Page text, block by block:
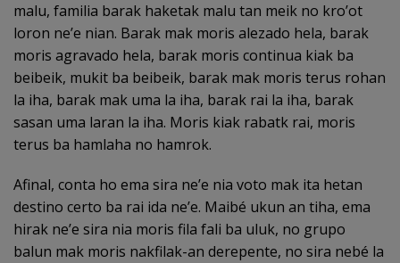
malu, familia barak haketak malu tan meik no kro’ot
loron ne’e nian. Barak mak moris alezado hela, barak
moris agravado hela, barak moris continua kiak ba
beibeik, mukit ba beibeik, barak mak moris terus rohan
la iha, barak mak uma la iha, barak rai la iha, barak
sasan uma laran la iha. Moris kiak rabatk rai, moris
terus ba hamlaha no hamrok.
Afinal, conta ho ema sira ne’e nia voto mak ita hetan
destino certo ba rai ida ne’e. Maibé ukun an tiha, ema
hirak ne’e sira nia moris fila fali ba uluk, no grupo
balun mak moris nakfilak-an derepente, no sira nebé la